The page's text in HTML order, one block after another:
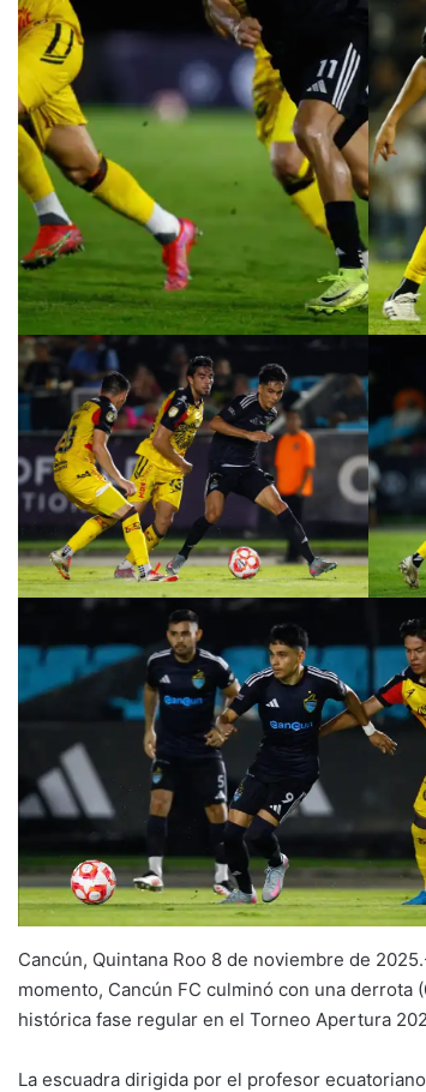
Cancún, Quintana Roo 8 de noviembre de
momento, Cancún FC culminó con una derrota
histórica fase regular en el Torneo Apertura
La escuadra dirigida por el profesor